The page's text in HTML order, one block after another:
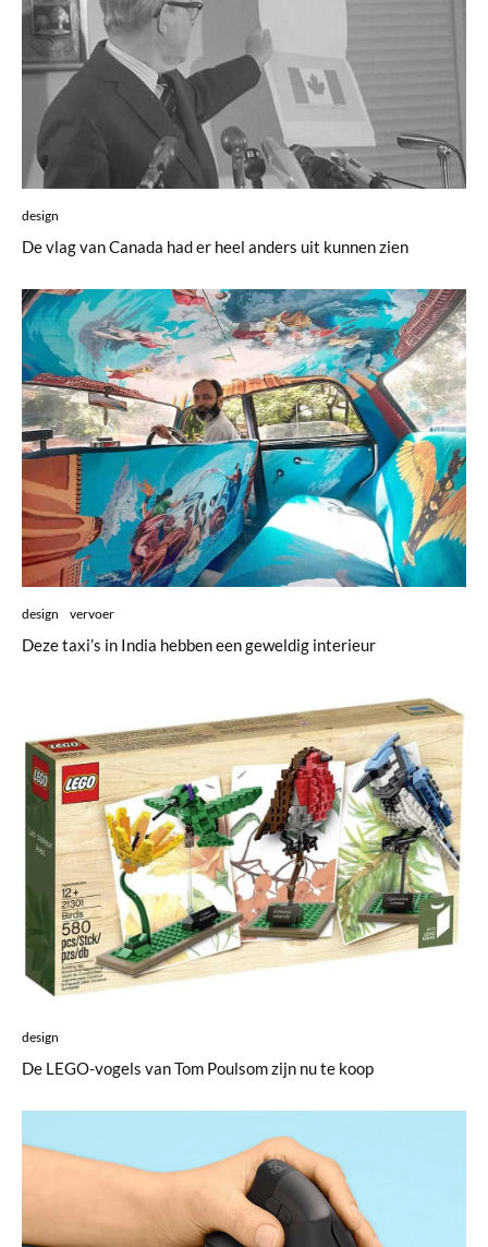
design
De vlag van Canada had er heel anders uit kunnen zien
design vervoer
Deze taxi’s in India hebben een geweldig interieur
design
De LEGO-vogels van Tom Poulsom zijn nu te koop